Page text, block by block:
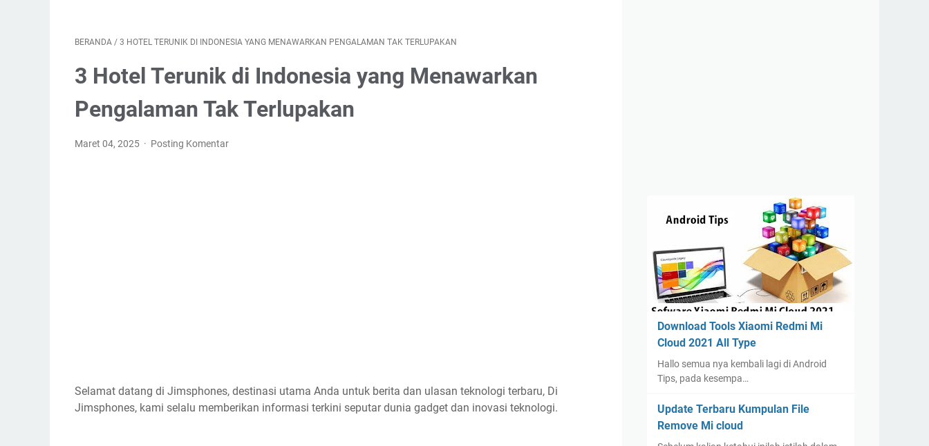
BERANDA / 3 HOTEL TERUNIK DI INDONESIA YANG MENAWARKAN PENGALAMAN TAK TERLUPAKAN
3 Hotel Terunik di Indonesia yang Menawarkan
Pengalaman Tak Terlupakan
Maret 04, 2025 Posting Komentar
Selamat datang di Jimsphones, destinasi utama Anda untuk berita dan ulasan teknologi terbaru, Di
Jimsphones, kami selalu memberikan informasi terkini seputar dunia gadget dan inovasi teknologi.
Download Tools Xiaomi Redmi Mi
Cloud 2021 All Type
Hallo semua nya kembali lagi di Android
Tips, pada kesempa…
Update Terbaru Kumpulan File
Remove Mi cloud